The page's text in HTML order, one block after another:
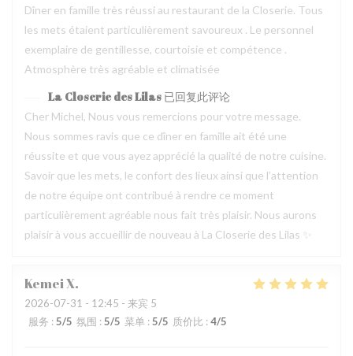
Dîner en famille très réussi au restaurant de la Closerie. Tous
les mets étaient particulièrement savoureux . Le personnel
exemplaire de gentillesse, courtoisie et compétence .
Atmosphère très agréable et climatisée
La Closerie des Lilas 已回复此评论
Cher Michel, Nous vous remercions pour votre message.
Nous sommes ravis que ce dîner en famille ait été une
réussite et que vous ayez apprécié la qualité de notre cuisine.
Savoir que les mets, le confort des lieux ainsi que l’attention
de notre équipe ont contribué à rendre ce moment
particulièrement agréable nous fait très plaisir. Nous aurons
plaisir à vous accueillir de nouveau à La Closerie des Lilas ✨
KemeiX
2026-07-31 - 12:45 - 来宾 5
服务 : 5/5 氛围 : 5/5 菜单 : 5/5 质价比 : 4/5